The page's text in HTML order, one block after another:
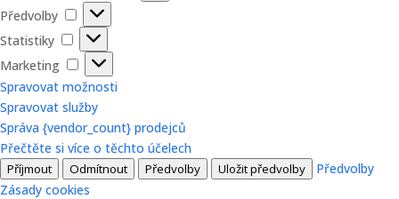
Předvolby
Předvolby
Statistiky
Statistiky
Marketing
Marketing
Spravovat možnosti
Spravovat služby
Správa {vendor_count} prodejců
Přečtěte si více o těchto účelech
Příjmout Odmítnout Předvolby Uložit předvolby
Předvolby
Zásady cookies